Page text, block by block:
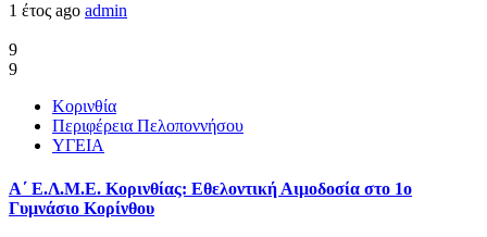
1 έτος ago admin
9
9
Κορινθία
Περιφέρεια Πελοποννήσου
ΥΓΕΙΑ
Α΄ Ε.Λ.Μ.Ε. Κορινθίας: Εθελοντική Αιμοδοσία στο 1ο
Γυμνάσιο Κορίνθου